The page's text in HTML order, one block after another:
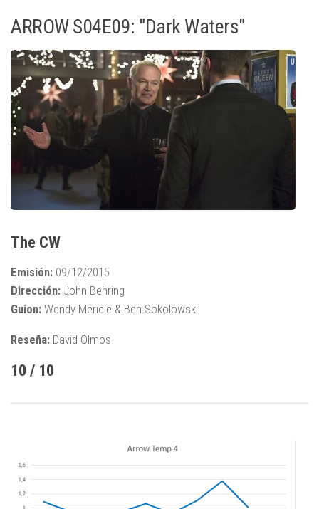
ARROW S04E09: "Dark Waters"
The CW
Emisión: 09/12/2015
Dirección: John Behring
Guion: Wendy Mericle & Ben Sokolowski
Reseña: David Olmos
10 / 10